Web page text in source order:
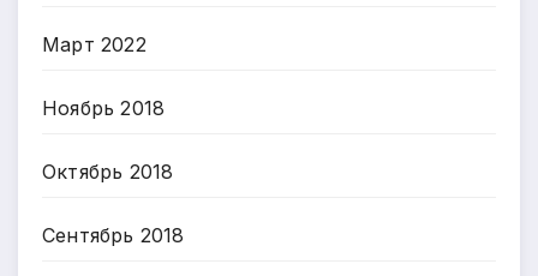
Март 2022
Ноябрь 2018
Октябрь 2018
Сентябрь 2018